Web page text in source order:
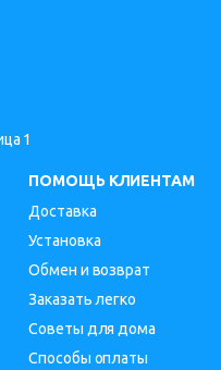
1
ПОМОЩЬ КЛИЕНТАМ
Доставка
Установка
Обмен и возврат
Заказать легко
Советы для дома
Способы оплаты